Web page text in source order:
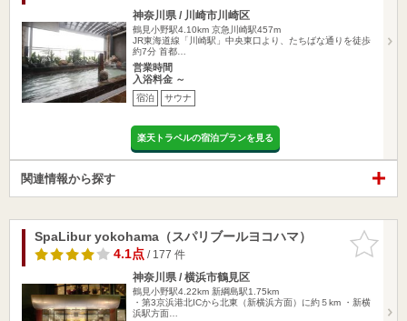
神奈川県 / 川崎市川崎区
鶴見小野駅4.10km 京急川崎駅457m
JR東海道線「川崎駅」中央東口より、たちばな通りを徒歩
約7分 首都…
営業時間
入浴料金 ～
宿泊 サウナ
楽天トラベルの宿泊プランを見る
関連情報から探す
お気に入
りに追加
SpaLibur yokohama（スパリブールヨコハマ）
4.1点/ 177 件
神奈川県 / 横浜市鶴見区
鶴見小野駅4.22km 新綱島駅1.75km
・第3京浜港北ICから北東（新横浜方面）に約５km ・新横
浜駅方面…